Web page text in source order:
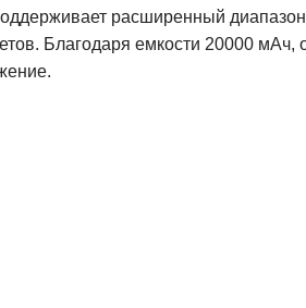
расширенный
Благодаря емкости 20000